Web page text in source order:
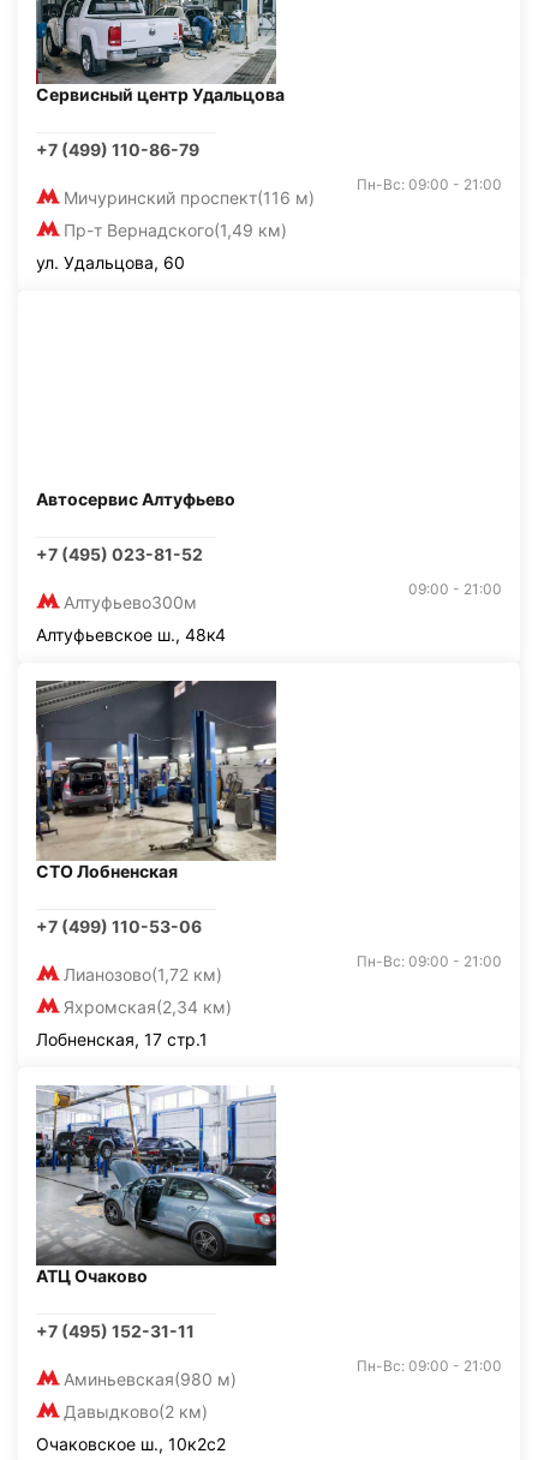
Сервисный центр Удальцова
+7 (499) 110-86-79
Мичуринский проспект(116 м)
Пр-т Вернадского(1,49 км)
Пн-Вс: 09:00 - 21:00
ул. Удальцова, 60
Автосервис Алтуфьево
+7 (495) 023-81-52
Алтуфьево300м
09:00 - 21:00
Алтуфьевское ш., 48к4
СТО Лобненская
+7 (499) 110-53-06
Лианозово(1,72 км)
Яхромская(2,34 км)
Пн-Вс: 09:00 - 21:00
Лобненская, 17 стр.1
АТЦ Очаково
+7 (495) 152-31-11
Аминьевская(980 м)
Давыдково(2 км)
Пн-Вс: 09:00 - 21:00
Очаковское ш., 10к2с2